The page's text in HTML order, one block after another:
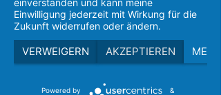
einverstanden und kann meine
Einwilligung jederzeit mit Wirkung für die
Zukunft widerrufen oder ändern.
VERWEIGERN AKZEPTIEREN MEHR
Powered by &